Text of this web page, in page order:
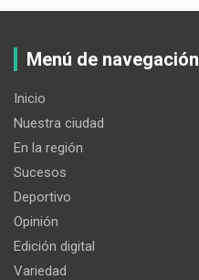
Menú de navegación
Inicio
Nuestra ciudad
En la región
Sucesos
Deportivo
Opinión
Edición digital
Variedad